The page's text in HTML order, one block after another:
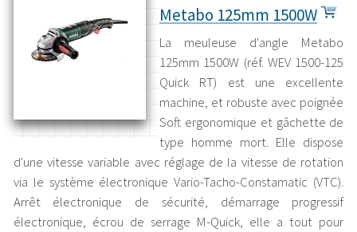
Metabo 125mm 1500W
La meuleuse d'angle Metabo
125mm 1500W (réf. WEV 1500-125
Quick RT) est une excellente
machine, et robuste avec poignée
Soft ergonomique et gâchette de
type homme mort. Elle dispose
d'une vitesse variable avec réglage de la vitesse de rotation
via le système électronique Vario-Tacho-Constamatic (VTC).
Arrêt électronique de sécurité, démarrage progressif
électronique, écrou de serrage M-Quick, elle a tout pour